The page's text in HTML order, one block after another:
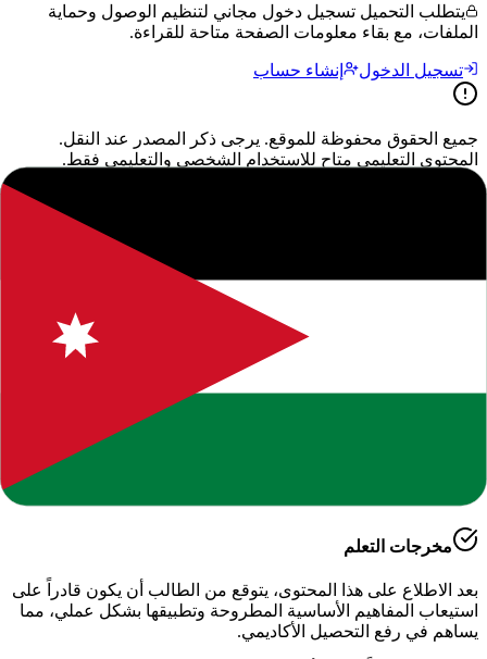
يتطلب التحميل تسجيل دخول مجاني لتنظيم الوصول وحماية
الملفات، مع بقاء معلومات الصفحة متاحة للقراءة.
تسجيل الدخول إنشاء حساب
جميع الحقوق محفوظة للموقع. يرجى ذكر المصدر عند النقل.
المحتوى التعليمي متاح للاستخدام الشخصي والتعليمي فقط.
يقدم لكم موقعنا هذا المحتوى المتميز بعنوان
المهارات الرقمية الصف الاول ثانوي الفصل الاول
ضمن قسم
الحاسوب - الفصل الدراسي الأول
، وهو جزء من الموارد التعليمية
الشاملة التي نوفرها للطلاب والمعلمين للعام الدراسي
2026-2027
الدراسية، حيث تم
إعداده بعناية ليتوافق مع المناهج الدراسية الحديثة وتلبية احتياجات
مخرجات التعلم
بعد الاطلاع على هذا المحتوى، يتوقع من الطالب أن يكون قادراً على
استيعاب المفاهيم الأساسية المطروحة وتطبيقها بشكل عملي، مما
يساهم في رفع التحصيل الأكاديمي.